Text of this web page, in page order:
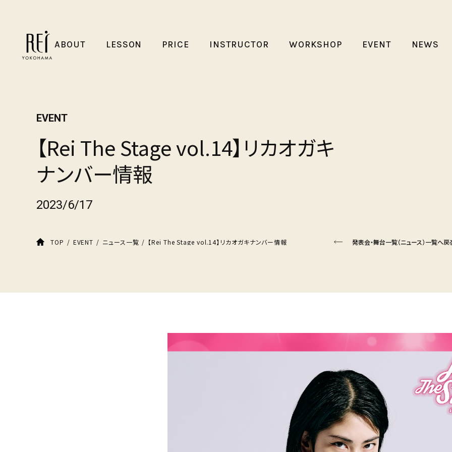
ABOUT LESSON PRICE INSTRUCTOR WORKSHOP EVENT NEWS
EVENT
【Rei The Stage vol.14】リカオガキ
ナンバー情報
2023/6/17
TOP EVENT ニュース一覧 【Rei The Stage vol.14】リカオガキナンバー情報 発表会・舞台一覧（ニュース）一覧へ戻